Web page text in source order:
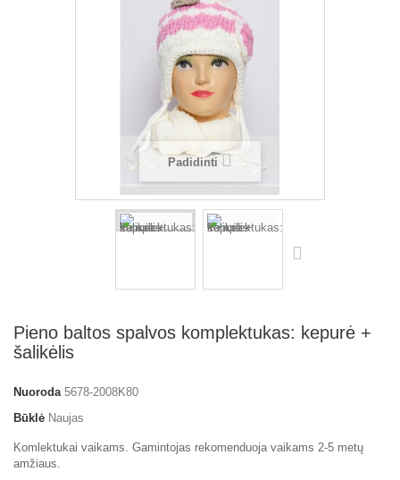
Padidinti
Pieno baltos spalvos komplektukas: kepurė +
šalikėlis
Nuoroda 5678-2008K80
Būklė Naujas
Komlektukai vaikams. Gamintojas rekomenduoja vaikams 2-5 metų
amžiaus.